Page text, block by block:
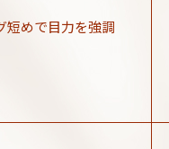
短めで目力を強調